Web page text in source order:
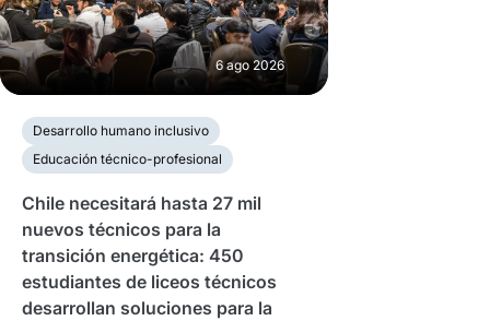
6 ago 2026
Desarrollo humano inclusivo
Educación técnico-profesional
Chile necesitará hasta 27 mil
nuevos técnicos para la
transición energética: 450
estudiantes de liceos técnicos
desarrollan soluciones para la